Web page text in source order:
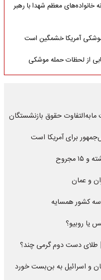
خانواده‌های معظم شهدا با رهبر
آمریکا خشمگین است
از لحظات حمله موشکی
حقوق بازنشستگان
برای آمریکا است
و عمان
سه کشور همسایه
و اسرائیل به بن‌بست خورد